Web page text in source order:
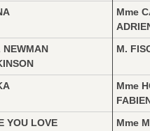
Mme
NEWMAN
M.
Mme
YOU LOVE
Mme